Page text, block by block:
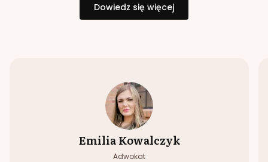
Dowiedz się więcej
Emilia Kowalczyk
Adwokat